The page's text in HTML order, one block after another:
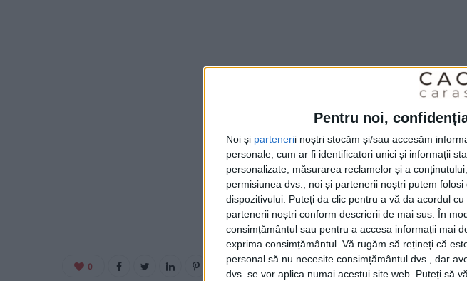
Pentru noi,
Noi și partenerii noștri stocăm și/sau accesăm
personale, cum ar fi identificatori unici și informații
personalizate, măsurarea reclamelor și a
permisiunea dvs., noi și partenerii noștri putem
dispozitivului. Puteți da clic pentru a vă da acordul
partenerii noștri conform descrierii de mai sus. În
consimțământul sau pentru a accesa informații mai
exprima consimțământul. Vă rugăm să rețineți că
personal să nu necesite consimțământul dvs., dar
dvs. se vor aplica numai acestui site web. Puteți să
0